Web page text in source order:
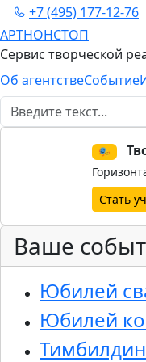
+7 (495) 177-12-76
АРТНОНСТОП
Сервис творческой
Об агентствеСобытие
Поиск
🎭
Стать
Ваше
Юбилей
Юбилей